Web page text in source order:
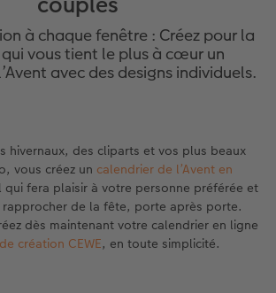
Étui personnalisé
souvenirs
étapes
de commande
Tirages photo sur papier recyclé
premium
immédiats
d’identité
Affiche carte personnalisée
mêle
sur alu-dibond
sur bois
Autres occasions
à rabat
à l’unité
Décoration
Castell
créatifs
Calendriers muraux avec design
mural A4
de bureau carré
Carte de vœux personnalisée
de photos
d’identité biométriques
un magasin
pour l’anniversaire
de fête des mères
les jeunes mariés
l’EVJF
Mariage
de l’année
à chaque fenêtre : Créez pour la
vous tient le plus à cœur un
avec des designs individuels.
hivernaux, des cliparts et vos plus beaux
vous créez un calendrier de l’Avent en
qui fera plaisir à votre personne préférée et
de la fête, porte après porte.
dès maintenant votre calendrier en ligne
création CEWE, en toute simplicité.